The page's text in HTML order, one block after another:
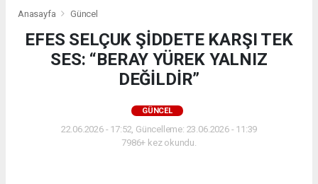
Anasayfa Güncel
EFES SELÇUK ŞİDDETE KARŞI TEK
SES: “BERAY YÜREK YALNIZ
DEĞİLDİR”
GÜNCEL
22.06.2026 - 17:52, Güncelleme: 23.06.2026 - 11:39
7986+ kez okundu.